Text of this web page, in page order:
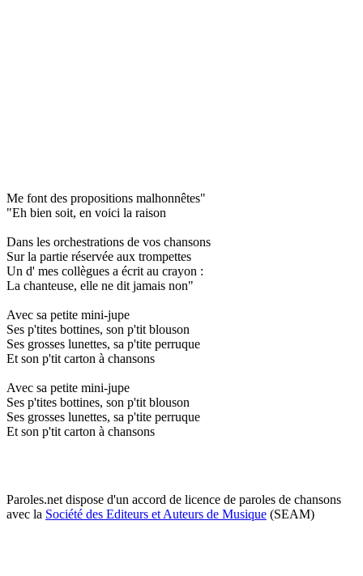
Me font des propositions malhonnêtes"
"Eh bien soit, en voici la raison
Dans les orchestrations de vos chansons
Sur la partie réservée aux trompettes
Un d' mes collègues a écrit au crayon :
La chanteuse, elle ne dit jamais non"
Avec sa petite mini-jupe
Ses p'tites bottines, son p'tit blouson
Ses grosses lunettes, sa p'tite perruque
Et son p'tit carton à chansons
Avec sa petite mini-jupe
Ses p'tites bottines, son p'tit blouson
Ses grosses lunettes, sa p'tite perruque
Et son p'tit carton à chansons
Paroles.net dispose d'un accord de licence de paroles de chansons
avec la Société des Editeurs et Auteurs de Musique (SEAM)